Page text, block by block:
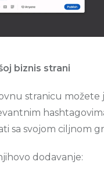
biznis strani
stranicu možete
sa svojom ciljnom
dodavanje: